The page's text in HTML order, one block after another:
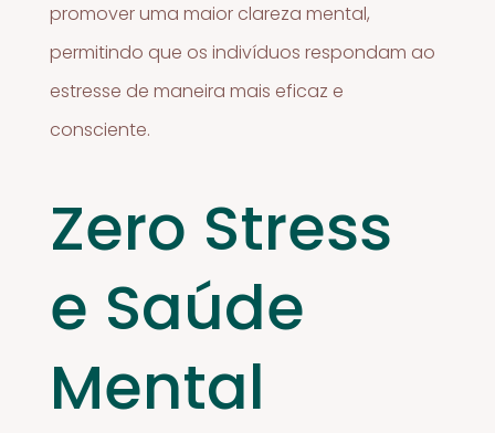
promover uma maior clareza mental,
permitindo que os indivíduos respondam ao
estresse de maneira mais eficaz e
consciente.
Zero Stress
e Saúde
Mental